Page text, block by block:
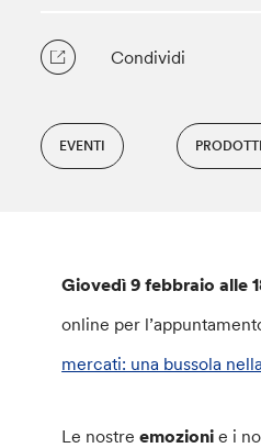
Condividi
EVENTI
Giovedì 9 febbraio alle
online per
mercati: una bussola
Le nostreemozionie i